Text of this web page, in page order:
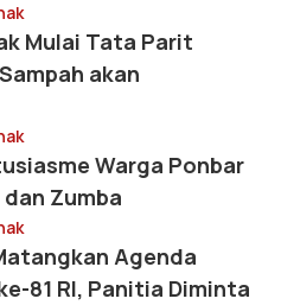
Mulai Tata Parit
akan
Warga Ponbar
Zumba
Agenda
81 RI, Panitia Diminta